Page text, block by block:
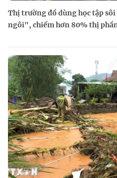
Thị trường đồ dùng học tập
ngôi", chiếm hơn 80% thị